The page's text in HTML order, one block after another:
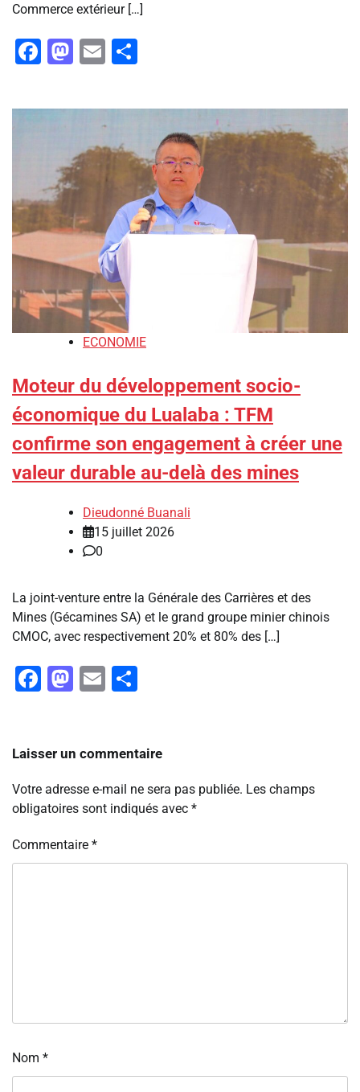
Commerce extérieur […]
Facebook
Mastodon
Email
ECONOMIE
Moteur du développement socio-
économique du Lualaba : TFM
confirme son engagement à créer une
valeur durable au-delà des mines
Dieudonné Buanali
15 juillet 2026
0
‎La joint-venture entre la Générale des Carrières et des
Mines (Gécamines SA) et le grand groupe minier chinois
CMOC, avec respectivement 20% et 80% des […]
Facebook
Mastodon
Email
Laisser un commentaire
Votre adresse e-mail ne sera pas publiée. Les champs
obligatoires sont indiqués avec *
Commentaire *
Nom *